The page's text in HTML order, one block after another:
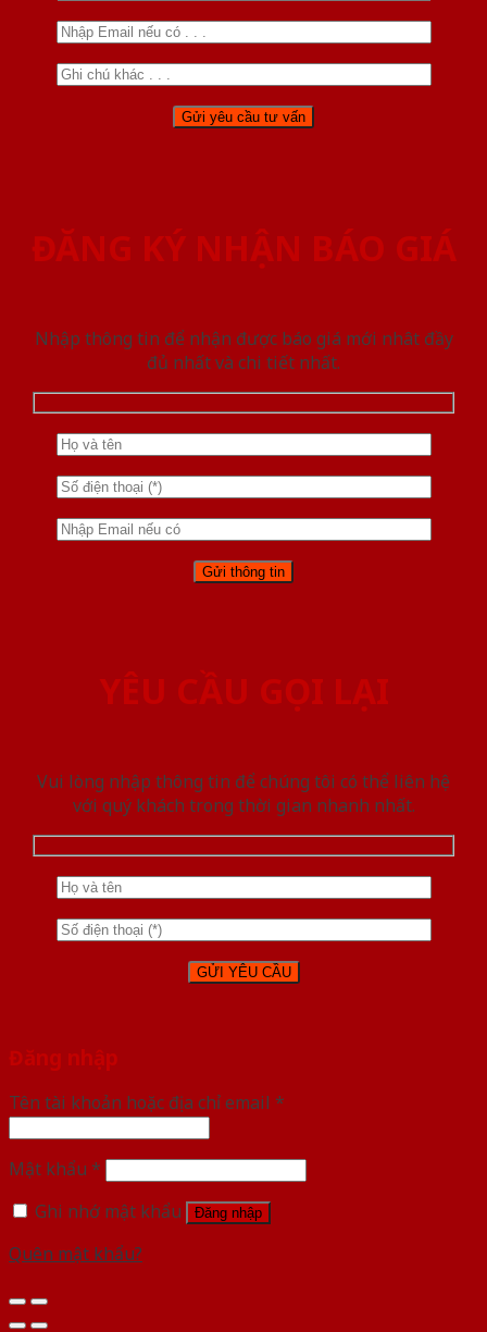
ĐĂNG KÝ NHẬN BÁO GIÁ
Nhập thông tin để nhận được báo giá mới nhât đầy
đủ nhất và chi tiết nhất.
YÊU CẦU GỌI LẠI
Vui lòng nhập thông tin để chúng tôi có thể liên hệ
với quý khách trong thời gian nhanh nhất.
Đăng nhập
Tên tài khoản hoặc địa chỉ email *
Mật khẩu *
Ghi nhớ mật khẩu
Đăng nhập
Quên mật khẩu?